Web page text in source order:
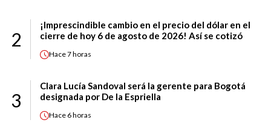
2
¡Imprescindible cambio en el precio del dólar en el
cierre de hoy 6 de agosto de 2026! Así se cotizó
Hace7 horas
3
Clara Lucía Sandoval será la gerente para Bogotá
designada por De la Espriella
Hace 6 horas